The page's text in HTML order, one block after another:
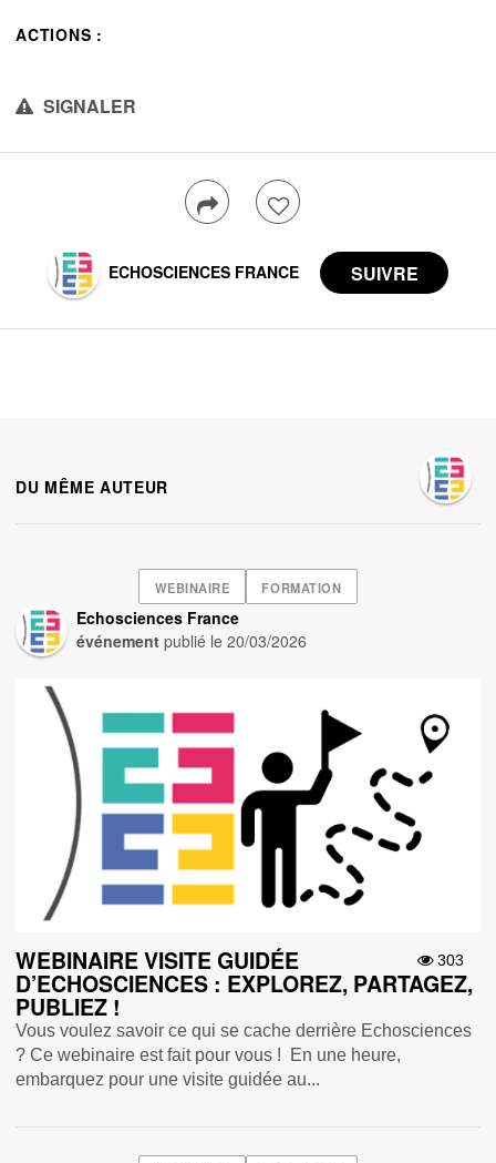
ACTIONS :
SIGNALER
ECHOSCIENCES FRANCE
DU MÊME AUTEUR
WEBINAIRE FORMATION
Echosciences France
événement publié le20/03/2026
303
WEBINAIRE VISITE GUIDÉE
D’ECHOSCIENCES : EXPLOREZ, PARTAGEZ,
PUBLIEZ !
Vous voulez savoir ce qui se cache derrière Echosciences
? Ce webinaire est fait pour vous ! En une heure,
embarquez pour une visite guidée au...